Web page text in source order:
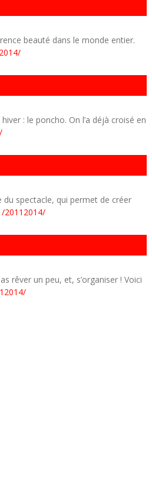
beauté dans le monde entier.
: le poncho. On l’a déjà croisé en
du spectacle, qui permet de créer
20112014/
rêver un peu, et, s’organiser ! Voici